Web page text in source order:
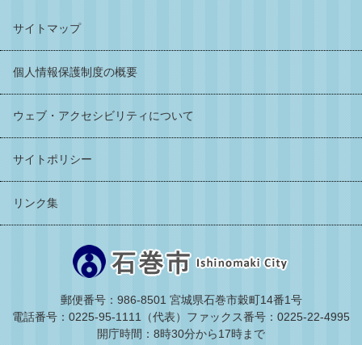
サイトマップ
個人情報保護制度の概要
ウェブ・アクセシビリティについて
サイトポリシー
リンク集
郵便番号：986-8501 宮城県石巻市穀町14番1号
電話番号：0225-95-1111（代表） ファックス番号：0225-22-4995
開庁時間：8時30分から17時まで